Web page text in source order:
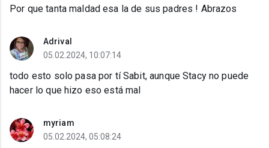
Por que tanta maldad esa la de sus padres ! Abrazos
Adrival
05.02.2024, 10:07:14
todo esto solo pasa por tí Sabit, aunque Stacy no puede
hacer lo que hizo eso está mal
myriam
05.02.2024, 05:08:24